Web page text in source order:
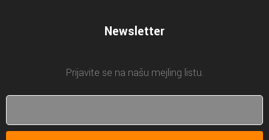
Newsletter
Prijavite se na našu mejling listu.